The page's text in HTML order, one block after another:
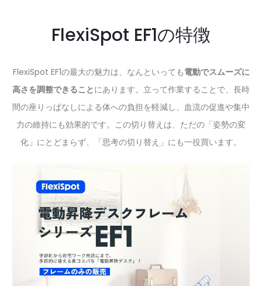
FlexiSpot EF1の特徴
FlexiSpot EF1の最大の魅力は、なんといっても電動でスムーズに
高さを調整できることにあります。立って作業することで、長時
間の座りっぱなしによる体への負担を軽減し、血流の促進や集中
力の維持にも効果的です。この切り替えは、ただの「姿勢の変
化」にとどまらず、「思考の切り替え」にも一役買います。